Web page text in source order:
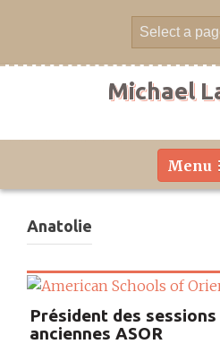
Michael
Menu
Anatolie
Président des
anciennes ASOR